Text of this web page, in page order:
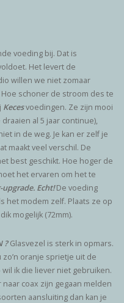
voeding bij. Dat is
Het levert de
willen we niet zomaar
schoner de stroom des te
Kecesvoedingen. Ze zijn mooi
al 5 jaar continue),
in de weg. Je kan er zelf je
maakt veel verschil. De
best geschikt. Hoe hoger de
het ervaren om het te
Echt!De voeding
het modem zelf. Plaats ze op
mogelijk (72mm).
?Glasvezel is sterk in opmars.
zo’n oranje sprietje uit de
ik die liever niet gebruiken.
coax zijn gegaan melden
aansluiting dan kan je